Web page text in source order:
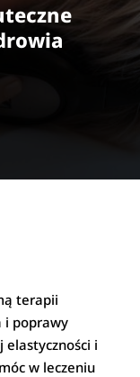
terapii
i poprawy
elastyczności i
w leczeniu